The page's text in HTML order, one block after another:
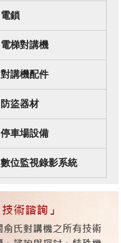
電鎖
電梯對講機
對講機配件
防盜器材
停車場設備
數位監視錄影系統